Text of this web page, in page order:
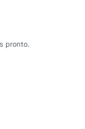
pronto.